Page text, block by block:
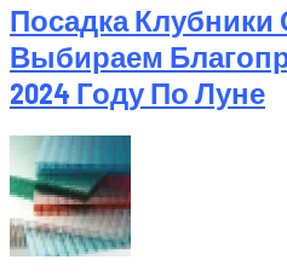
Посадка
Выбираем
2024 Году По Луне